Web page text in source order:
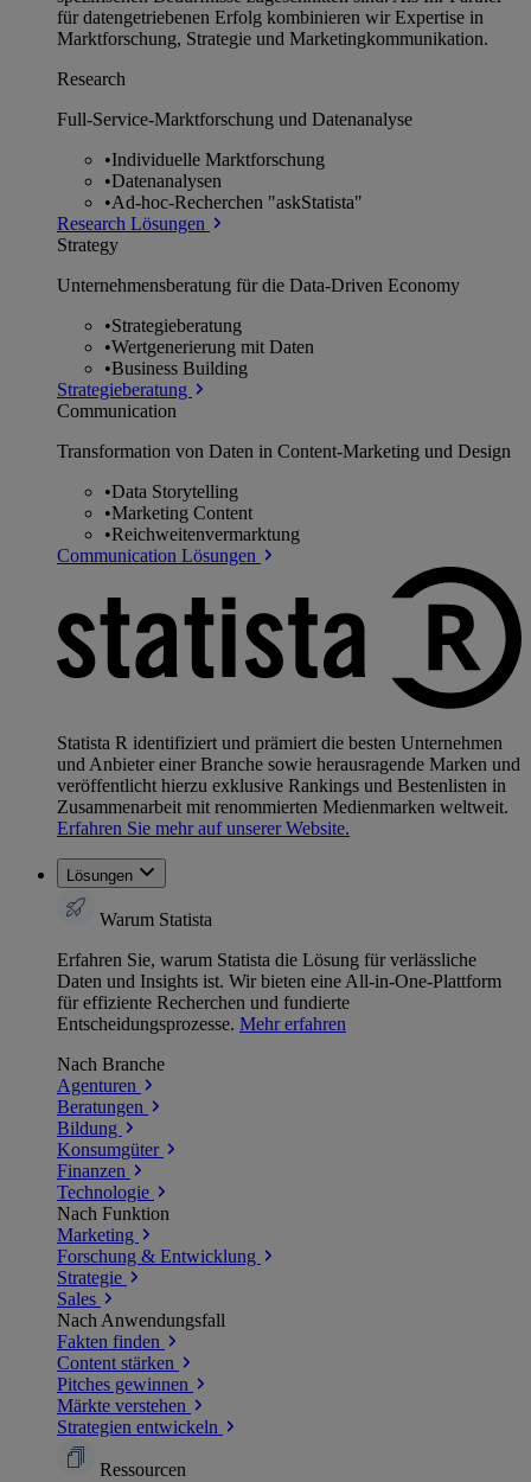
für datengetriebenen Erfolg kombinieren wir Expertise in
Marktforschung, Strategie und Marketingkommunikation.
Research
Full-Service-Marktforschung und Datenanalyse
•Individuelle Marktforschung
•Datenanalysen
•Ad-hoc-Recherchen "askStatista"
Research Lösungen
Strategy
Unternehmens­beratung für die Data-Driven Economy
•Strategieberatung
•Wertgenerierung mit Daten
•Business Building
Strategieberatung
Communication
Transformation von Daten in Content-Marketing und Design
•Data Storytelling
•Marketing Content
•Reichweitenvermarktung
Communication Lösungen
Statista R identifiziert und prämiert die besten Unternehmen
und Anbieter einer Branche sowie herausragende Marken und
veröffentlicht hierzu exklusive Rankings und Bestenlisten in
Zusammenarbeit mit renommierten Medienmarken weltweit.
Erfahren Sie mehr auf unserer Website.
Lösungen
Warum Statista
Erfahren Sie, warum Statista die Lösung für verlässliche
Daten und Insights ist. Wir bieten eine All-in-One-Plattform
für effiziente Recherchen und fundierte
Entscheidungsprozesse. Mehr erfahren
Nach Branche
Agenturen
Beratungen
Bildung
Konsumgüter
Finanzen
Technologie
Nach Funktion
Marketing
Forschung & Entwicklung
Strategie
Sales
Nach Anwendungsfall
Fakten finden
Content stärken
Pitches gewinnen
Märkte verstehen
Strategien entwickeln
Ressourcen